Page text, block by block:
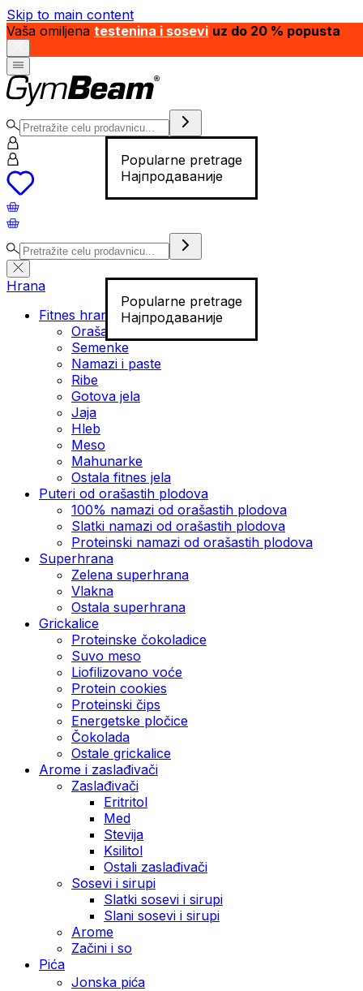
Skip to main content
Vaša omiljena testenina i sosevi uz do 20 % popusta
Popularne pretrage
Најпродаваније
Popularne pretrage
Најпродаваније
Hrana
Fitnes hrana
Orašasti plodovi
Semenke
Namazi i paste
Ribe
Gotova jela
Јаја
Hleb
Meso
Mahunarke
Ostala fitnes jela
Puteri od orašastih plodova
100% namazi od orašastih plodova
Slatki namazi od orašastih plodova
Proteinski namazi od orašastih plodova
Superhrana
Zelena superhrana
Vlakna
Ostala superhrana
Grickalice
Proteinske čokoladice
Suvo meso
Liofilizovano voće
Protein cookies
Proteinski čips
Energetske pločice
Čokolada
Ostale grickalice
Arome i zaslađivači
Zaslađivači
Eritritol
Med
Stevija
Ksilitol
Ostali zaslađivači
Sosevi i sirupi
Slatki sosevi i sirupi
Slani sosevi i sirupi
Arome
Začini i so
Pića
Jonska pića